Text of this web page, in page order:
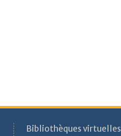
Bibliothèques virtuelles